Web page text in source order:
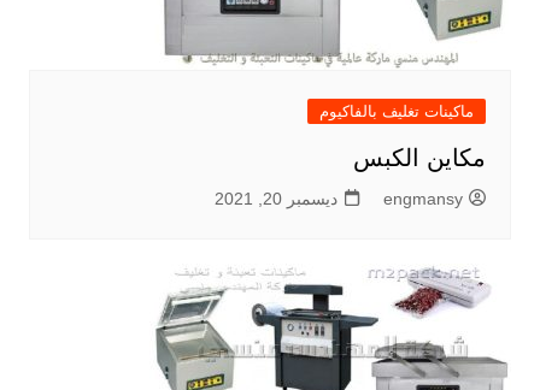
ماكينات تغليف بالفاكيوم
مكاين الكبس
engmansy ديسمبر 20, 2021